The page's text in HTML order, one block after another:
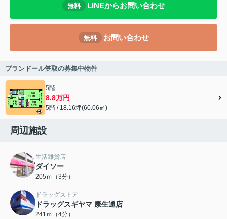
無料 LINEからお問い合わせ
無料 お問い合わせ
プランドール笠取の募集中物件
5階
8.8万円
5階 / 18.16坪(60.06㎡)
周辺施設
生活雑貨店
ダイソー
205ｍ（3分）
ドラッグストア
ドラッグスギヤマ 康生通店
241ｍ（4分）